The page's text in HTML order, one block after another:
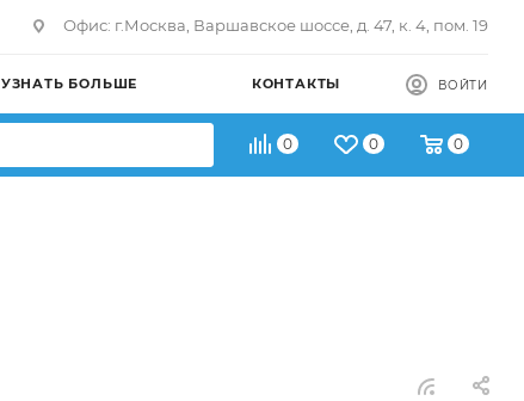
Офис: г.Москва, Варшавское шоссе, д. 47, к. 4, пом. 19
УЗНАТЬ БОЛЬШЕ КОНТАКТЫ ВОЙТИ
0 0 0